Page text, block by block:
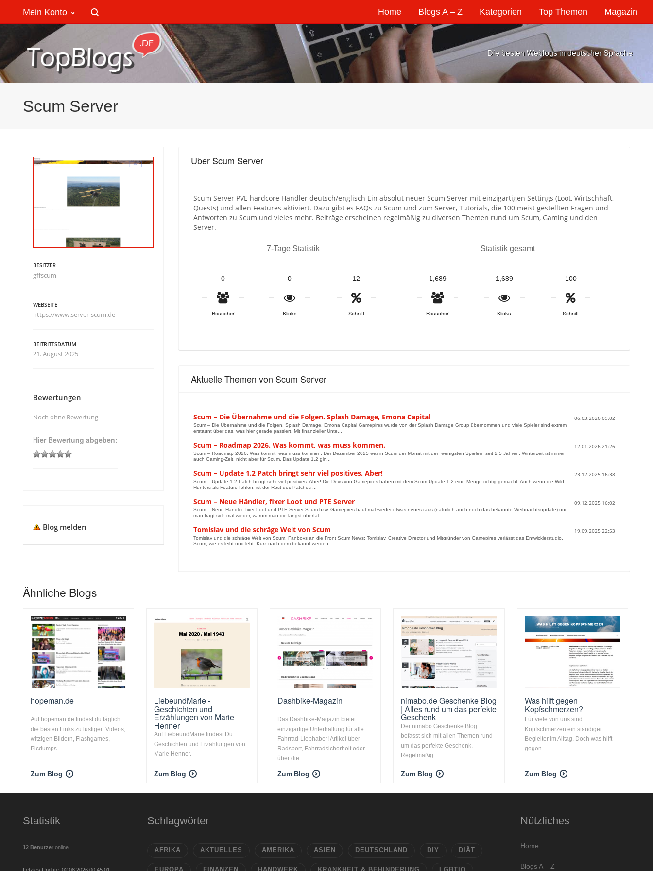
Home Blogs A – Z Kategorien Top Themen Magazin
Mein Konto
Die besten Weblogs in deutscher Sprache
Scum Server
Über Scum Server
Scum Server PVE hardcore Händler deutsch/englisch Ein absolut neuer Scum Server mit einzigartigen Settings (Loot, Wirtschhaft,
Quests) und allen Features aktiviert. Dazu gibt es FAQs zu Scum und zum Server, Tutorials, die 100 meist gestellten Fragen und
Antworten zu Scum und vieles mehr. Beiträge erscheinen regelmäßig zu diversen Themen rund um Scum, Gaming und den
Server.
7-Tage Statistik
0
Besucher
0
Klicks
12
Schnitt
Statistik gesamt
1,689
Besucher
1,689
Klicks
100
Schnitt
Aktuelle Themen von Scum Server
Scum – Die Übernahme und die Folgen. Splash Damage, Emona Capital 06.03.2026 09:02
Scum – Die Übernahme und die Folgen. Splash Damage, Emona Capital Gamepires wurde von der Splash Damage Group übernommen und viele Spieler sind extrem
erstaunt über das, was hier gerade passiert. Mit finanzieller Unte...
Scum – Roadmap 2026. Was kommt, was muss kommen. 12.01.2026 21:26
Scum – Roadmap 2026. Was kommt, was muss kommen. Der Dezember 2025 war in Scum der Monat mit den wenigsten Spielern seit 2,5 Jahren. Winterzeit ist immer
auch Gaming-Zeit, nicht aber für Scum. Das Update 1.2 gin...
Scum – Update 1.2 Patch bringt sehr viel positives. Aber! 23.12.2025 16:38
Scum – Update 1.2 Patch bringt sehr viel positives. Aber! Die Devs von Gamepires haben mit dem Scum Update 1.2 eine Menge richtig gemacht. Auch wenn die Wild
Hunters als Feature fehlen, ist der Rest des Patches ...
Scum – Neue Händler, fixer Loot und PTE Server 09.12.2025 16:02
Scum – Neue Händler, fixer Loot und PTE Server Scum bzw. Gamepires haut mal wieder etwas neues raus (natürlich auch noch das bekannte Weihnachtsupdate) und
man fragt sich mal wieder, warum man die längst überfäl...
Tomislav und die schräge Welt von Scum 19.09.2025 22:53
Tomislav und die schräge Welt von Scum. Fanboys an die Front Scum News: Tomislav, Creative Director und Mitgründer von Gamepires verlässt das Entwicklerstudio.
Scum, wie es leibt und lebt. Kurz nach dem bekannt werden...
BESITZER
gffscum
WEBSEITE
https://www.server-scum.de
BEITRITTSDATUM
21. August 2025
Bewertungen
Noch ohne Bewertung
Hier Bewertung abgeben:
Blog melden
Ähnliche Blogs
hopeman.de
Auf hopeman.de findest du täglich
die besten Links zu lustigen Videos,
witzigen Bildern, Flashgames,
Picdumps ...
Zum Blog
LiebeundMarie -
Geschichten und
Erzählungen von Marie
Henner
Auf LiebeundMarie findest Du
Geschichten und Erzählungen von
Marie Henner.
Zum Blog
Dashbike-Magazin
Das Dashbike-Magazin bietet
einzigartige Unterhaltung für alle
Fahrrad-Liebhaber! Artikel über
Radsport, Fahrradsicherheit oder
über die ...
Zum Blog
nimabo.de Geschenke Blog
| Alles rund um das perfekte
Geschenk
Der nimabo Geschenke Blog
befasst sich mit allen Themen rund
um das perfekte Geschenk.
Regelmäßig ...
Zum Blog
Was hilft gegen
Kopfschmerzen?
Für viele von uns sind
Kopfschmerzen ein ständiger
Begleiter im Alltag. Doch was hilft
gegen ...
Zum Blog
Statistik
12 Benutzer online
Letztes Update: 02.08.2026 00:45:01
Schlagwörter
AFRIKA AKTUELLES AMERIKA ASIEN DEUTSCHLAND DIY DIÄT
EUROPA FINANZEN HANDWERK KRANKHEIT & BEHINDERUNG LGBTIQ
Nützliches
Home
Blogs A – Z